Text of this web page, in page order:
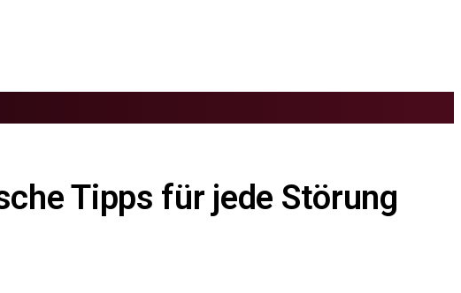
Tipps für jede Störung